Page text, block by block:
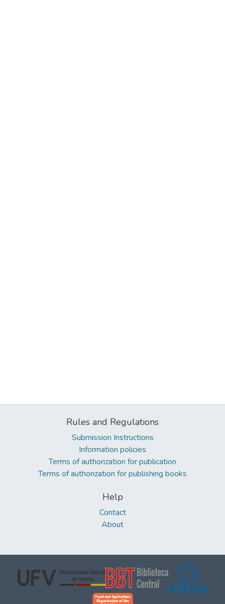
Rules and Regulations
Submission Instructions
Information policies
Terms of authorization for publication
Terms of authorization for publishing books
Help
Contact
About